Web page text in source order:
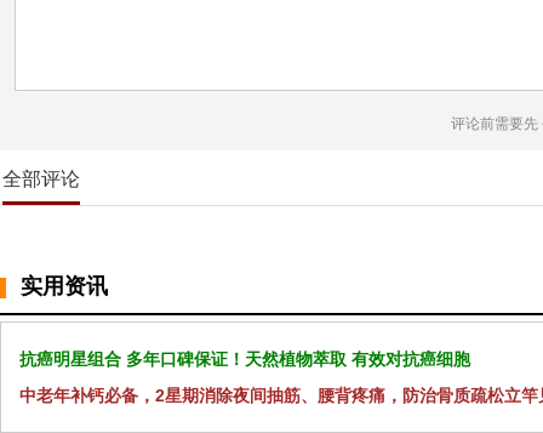
评论前需要先
全部评论
实用资讯
抗癌明星组合 多年口碑保证！天然植物萃取 有效对抗癌细胞
中老年补钙必备，2星期消除夜间抽筋、腰背疼痛，防治骨质疏松立竿